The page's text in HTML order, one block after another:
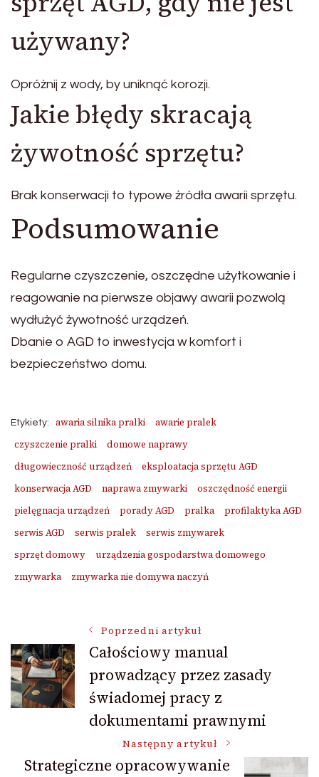
używany?
Opróżnij z wody, by uniknąć korozji.
Jakie błędy skracają
żywotność sprzętu?
Brak konserwacji to typowe źródła awarii sprzętu.
Podsumowanie
Regularne czyszczenie, oszczędne użytkowanie i
reagowanie na pierwsze objawy awarii pozwolą
wydłużyć żywotność urządzeń.
Dbanie o AGD to inwestycja w komfort i
bezpieczeństwo domu.
Etykiety: awaria silnika pralki
awarie pralek
czyszczenie pralki
domowe naprawy
długowieczność urządzeń
eksploatacja sprzętu AGD
konserwacja AGD
naprawa zmywarki
oszczędność energii
pielęgnacja urządzeń
porady AGD pralka
profilaktyka AGD
serwis AGD
serwis pralek
serwis zmywarek
sprzęt domowy
urządzenia gospodarstwa domowego
zmywarka
zmywarka nie domywa naczyń
Nawigacja
wpisu
Poprzedni artykuł
Całościowy manual
prowadzący przez zasady
świadomej pracy z
dokumentami prawnymi
Następny artykuł
Strategiczne opracowywanie